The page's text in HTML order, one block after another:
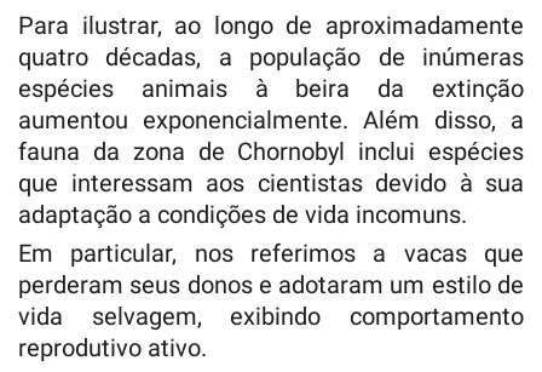
Para ilustrar, ao longo de aproximadamente
quatro décadas, a população de inúmeras
espécies animais à beira da extinção
aumentou exponencialmente. Além disso, a
fauna da zona de Chornobyl inclui espécies
que interessam aos cientistas devido à sua
adaptação a condições de vida incomuns.
Em particular, nos referimos a vacas que
perderam seus donos e adotaram um estilo de
vida selvagem, exibindo comportamento
reprodutivo ativo.